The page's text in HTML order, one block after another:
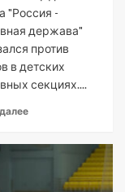
"Россия -
держава"
против
в детских
секциях....